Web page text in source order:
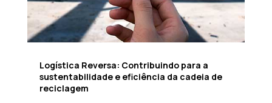
Logística Reversa: Contribuindo para a
sustentabilidade e eficiência da cadeia de
reciclagem